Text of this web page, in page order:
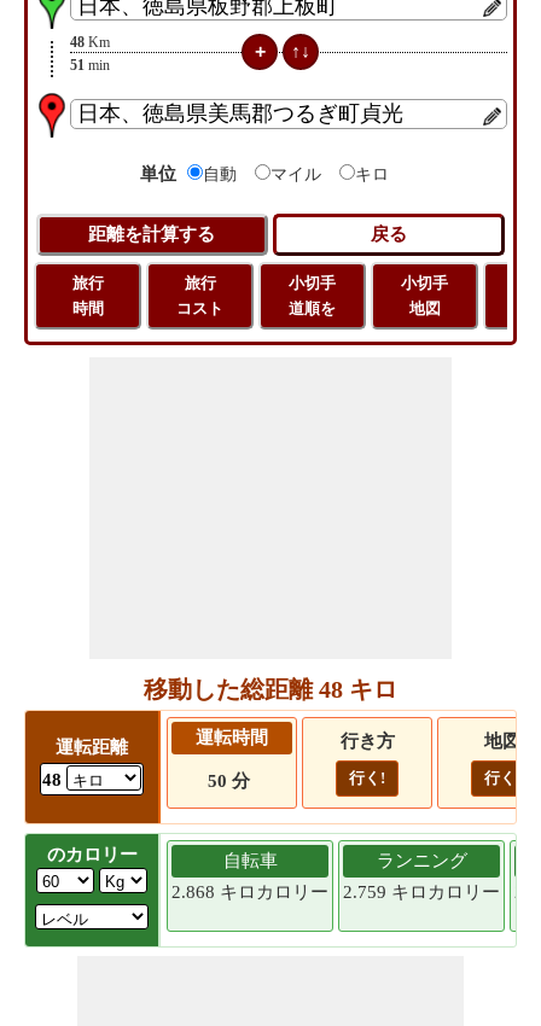
48 Km
51 min
単位 自動 マイル キロ
旅行
時間
旅行
コスト
小切手
道順を
小切手
地図
移動した総距離 48 キロ
運転距離
48
運転時間
50 分
行き方
行く!
地図
行く!
のカロリー
自転車
2.868 キロカロリー
ランニング
2.759 キロカロリー